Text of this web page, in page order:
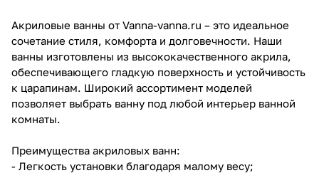
Акриловые ванны от Vanna-vanna.ru – это идеальное
сочетание стиля, комфорта и долговечности. Наши
ванны изготовлены из высококачественного акрила,
обеспечивающего гладкую поверхность и устойчивость
к царапинам. Широкий ассортимент моделей
позволяет выбрать ванну под любой интерьер ванной
комнаты.
Преимущества акриловых ванн:
- Легкость установки благодаря малому весу;